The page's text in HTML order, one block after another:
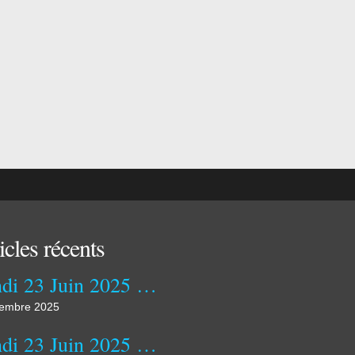
récents
Lundi 23 Juin 2025 Clap de Fin !
2025
Lundi 23 Juin 2025 Clap de Fin !